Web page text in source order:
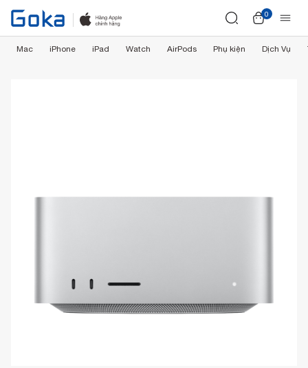
0
Mac iPhone iPad Watch AirPods Phụ kiện Dịch Vụ